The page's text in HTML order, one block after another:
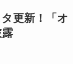
更新！「オ